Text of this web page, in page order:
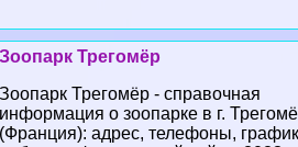
Зоопарк Трегомёр
Зоопарк Трегомёр - справочная
информация о зоопарке в г.
(Франция): адрес, телефоны, график